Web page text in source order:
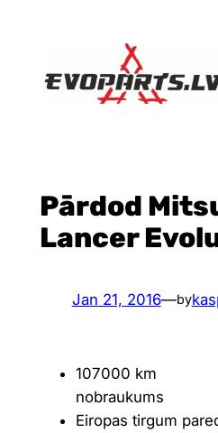
Pārdod
Lancer
Jan 21, 2016—by
107000 km
nobraukums
Eiropas tirgum